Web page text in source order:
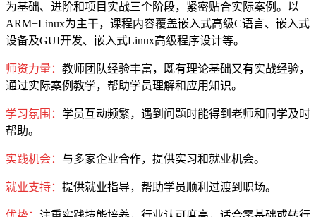
为基础、进阶和项目实战三个阶段，紧密贴合实际案例。以
ARM+Linux为主干，课程内容覆盖嵌入式高级C语言、嵌入式
设备及GUI开发、嵌入式Linux高级程序设计等。
师资力量： 教师团队经验丰富，既有理论基础又有实战经验，
通过实际案例教学，帮助学员理解和应用知识。
学习氛围： 学员互动频繁，遇到问题时能得到老师和同学及时
帮助。
实践机会： 与多家企业合作，提供实习和就业机会。
就业支持： 提供就业指导，帮助学员顺利过渡到职场。